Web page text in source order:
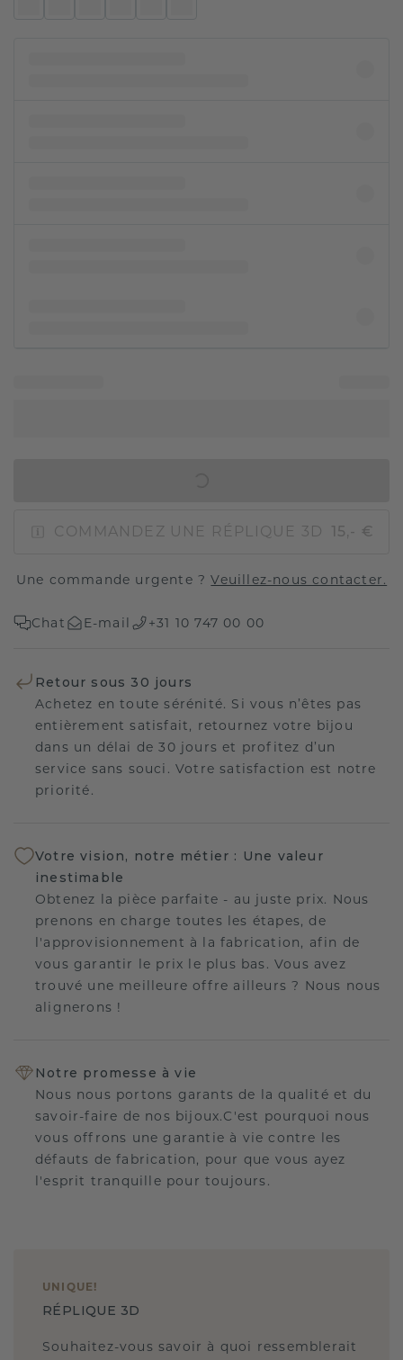
COMMANDEZ UNE RÉPLIQUE 3D 15,- €
Une commande urgente ?Veuillez-nous contacter.
Chat E-mail +31 10 747 00 00
Retour sous 30 jours
Achetez en toute sérénité. Si vous n’êtes pas
entièrement satisfait, retournez votre bijou
dans un délai de 30 jours et profitez d’un
service sans souci. Votre satisfaction est notre
priorité.
Votre vision, notre métier : Une valeur
inestimable
Obtenez la pièce parfaite - au juste prix. Nous
prenons en charge toutes les étapes, de
l'approvisionnement à la fabrication, afin de
vous garantir le prix le plus bas. Vous avez
trouvé une meilleure offre ailleurs ? Nous nous
alignerons !
Notre promesse à vie
Nous nous portons garants de la qualité et du
savoir-faire de nos bijoux.C'est pourquoi nous
vous offrons une garantie à vie contre les
défauts de fabrication, pour que vous ayez
l'esprit tranquille pour toujours.
UNIQUE !
RÉPLIQUE 3D
Souhaitez-vous savoir à quoi ressemblerait